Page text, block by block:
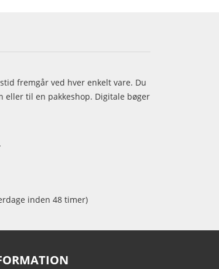
fremgår ved hver enkelt vare. Du
eller til en pakkeshop. Digitale bøger
inden 48 timer)